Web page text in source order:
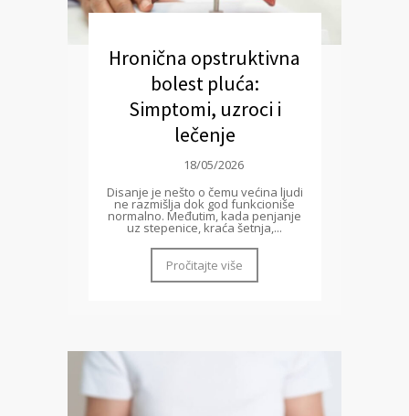
Hronična opstruktivna
bolest pluća:
Simptomi, uzroci i
lečenje
18/05/2026
Disanje je nešto o čemu većina ljudi
ne razmišlja dok god funkcioniše
normalno. Međutim, kada penjanje
uz stepenice, kraća šetnja,...
Pročitajte više